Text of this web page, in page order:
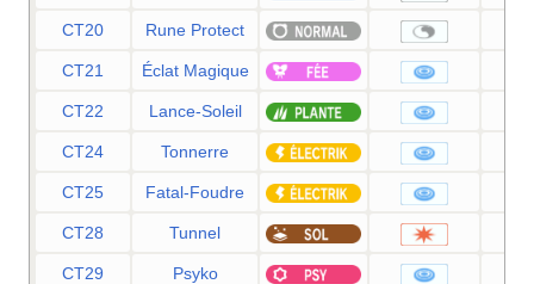
CT20 Rune Protect
CT21 Éclat Magique
CT22 Lance-Soleil
CT24 Tonnerre
CT25 Fatal-Foudre
CT28 Tunnel
CT29 Psyko